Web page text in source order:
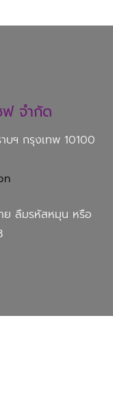
ฟ จำกัด
บฯ กรุงเทพ 10100
ย ลืมรหัสหมุน หรือ